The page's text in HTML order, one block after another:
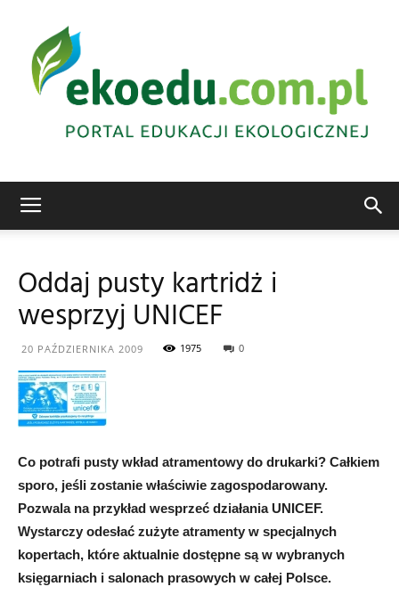
ekologiczna
Oddaj pusty kartridż i
wesprzyj UNICEF
20 PAŹDZIERNIKA 2009 1975 0
Co potrafi pusty wkład atramentowy do drukarki? Całkiem
sporo, jeśli zostanie właściwie zagospodarowany.
Pozwala na przykład wesprzeć działania UNICEF.
Wystarczy odesłać zużyte atramenty w specjalnych
kopertach, które aktualnie dostępne są w wybranych
księgarniach i salonach prasowych w całej Polsce.